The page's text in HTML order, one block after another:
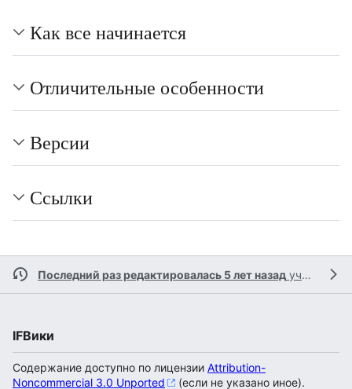
Как все начинается
Отличительные особенности
Версии
Ссылки
Последний раз редактировалась 5 лет назад участником
IFВики
Содержание доступно по лицензии Attribution-
Noncommercial 3.0 Unported
(если не указано иное).